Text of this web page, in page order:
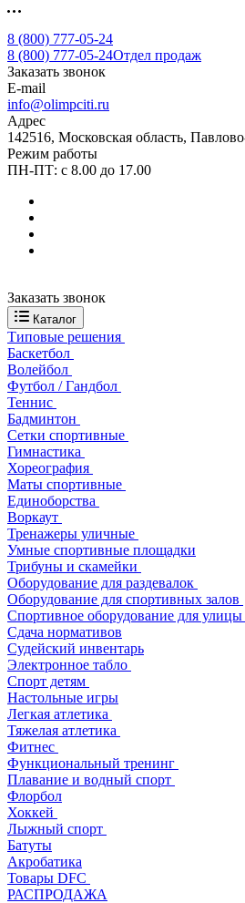
8 (800) 777-05-24
8 (800) 777-05-24Отдел продаж
Заказать звонок
E-mail
info@olimpciti.ru
Адрес
142516, Московская область,
Режим работы
ПН-ПТ: с 8.00 до 17.00
Заказать звонок
Каталог
Типовые решения
Баскетбол
Волейбол
Футбол / Гандбол
Теннис
Бадминтон
Сетки спортивные
Гимнастика
Хореография
Маты спортивные
Единоборства
Воркаут
Тренажеры уличные
Умные спортивные площадки
Трибуны и скамейки
Оборудование для раздевалок
Оборудование для спортивных залов
Спортивное оборудование для улицы
Сдача нормативов
Судейский инвентарь
Электронное табло
Спорт детям
Настольные игры
Легкая атлетика
Тяжелая атлетика
Фитнес
Функциональный тренинг
Плавание и водный спорт
Флорбол
Хоккей
Лыжный спорт
Батуты
Акробатика
Товары DFC
РАСПРОДАЖА